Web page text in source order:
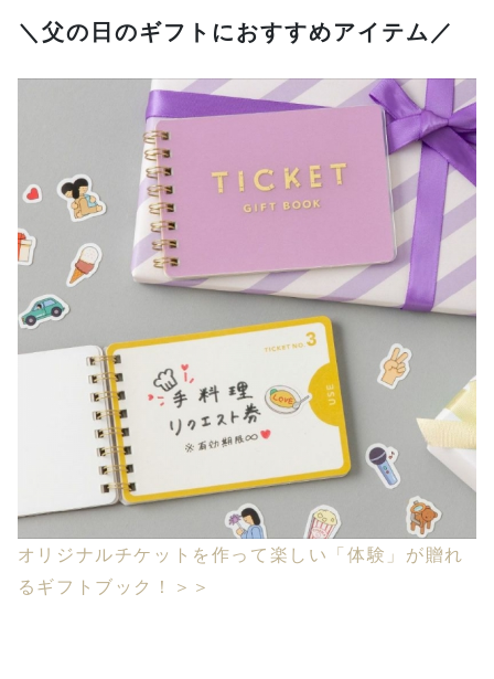
＼父の日のギフトにおすすめアイテム／
オリジナルチケットを作って楽しい「体験」が贈れ
るギフトブック！＞＞